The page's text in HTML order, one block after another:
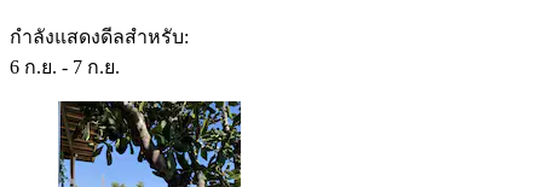
กำลังแสดงดีลสำหรับ:
6 ก.ย. - 7 ก.ย.